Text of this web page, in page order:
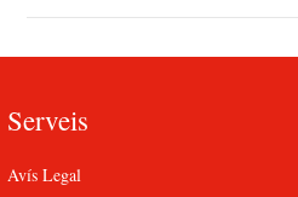
Serveis
Avís Legal